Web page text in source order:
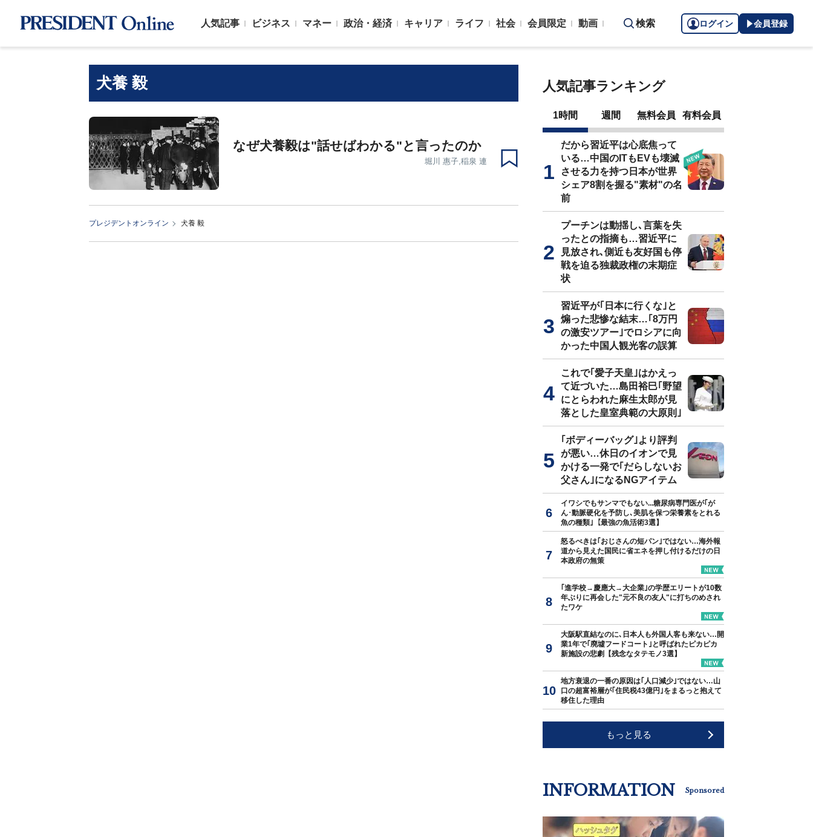
人気記事 ビジネス マネー 政治・経済 キャリア ライフ 社会 会員限定 動画 検索 ログイン 会員登録
犬養 毅
なぜ犬養毅は"話せばわかる"と言ったのか
堀川 惠子,稲泉 連
プレジデントオンライン 犬養 毅
人気記事ランキング
1時間 週間 無料会員 有料会員
だから習近平は心底焦って
いる…中国のITもEVも壊滅
させる力を持つ日本が世界
シェア8割を握る"素材"の名
前
プーチンは動揺し､言葉を失
ったとの指摘も…習近平に
見放され､側近も友好国も停
戦を迫る独裁政権の末期症
状
習近平が｢日本に行くな｣と
煽った悲惨な結末…｢8万円
の激安ツアー｣でロシアに向
かった中国人観光客の誤算
これで｢愛子天皇｣はかえっ
て近づいた…島田裕巳｢野望
にとらわれた麻生太郎が見
落とした皇室典範の大原則｣
｢ボディーバッグ｣より評判
が悪い…休日のイオンで見
かける一発で｢だらしないお
父さん｣になるNGアイテム
イワシでもサンマでもない...糖尿病専門医が｢が
ん･動脈硬化を予防し､美肌を保つ栄養素をとれる
魚の種類｣【最強の魚活術3選】
怒るべきは｢おじさんの短パン｣ではない…海外報
道から見えた国民に省エネを押し付けるだけの日
本政府の無策
｢進学校→慶應大→大企業｣の学歴エリートが10数
年ぶりに再会した"元不良の友人"に打ちのめされ
たワケ
大阪駅直結なのに､日本人も外国人客も来ない…開
業1年で｢廃墟フードコート｣と呼ばれたピカピカ
新施設の悲劇【残念なタテモノ3選】
地方衰退の一番の原因は｢人口減少｣ではない…山
口の超富裕層が｢住民税43億円｣をまるっと抱えて
移住した理由
もっと見る
INFORMATION Sponsored